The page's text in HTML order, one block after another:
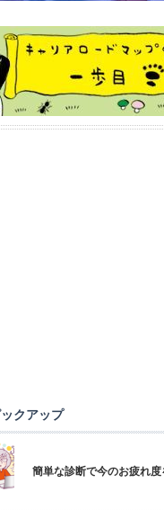
ックアップ
簡単な診断で今のお疲れ度